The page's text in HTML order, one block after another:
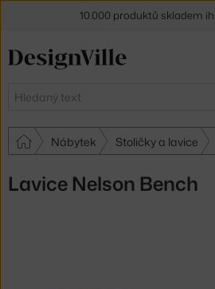
Hledat
Nábytek Stoličky a lavice
Lavice Nelson Bench
10.000 produktů skladem
30 dní na vrácení